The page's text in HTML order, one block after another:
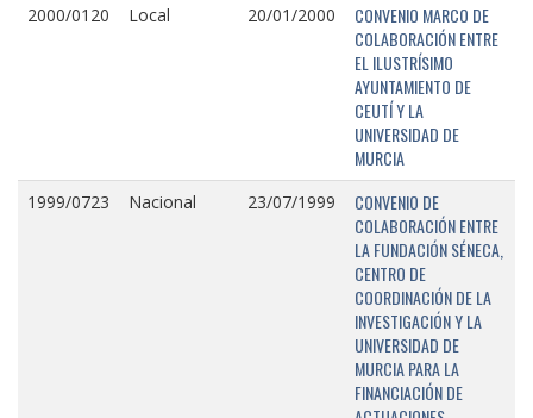
2000/0120 Local 20/01/2000
CONVENIO MARCO DE
COLABORACIÓN ENTRE
EL ILUSTRÍSIMO
AYUNTAMIENTO DE
CEUTÍ Y LA
UNIVERSIDAD DE
MURCIA
1999/0723 Nacional 23/07/1999
CONVENIO DE
COLABORACIÓN ENTRE
LA FUNDACIÓN SÉNECA,
CENTRO DE
COORDINACIÓN DE LA
INVESTIGACIÓN Y LA
UNIVERSIDAD DE
MURCIA PARA LA
FINANCIACIÓN DE